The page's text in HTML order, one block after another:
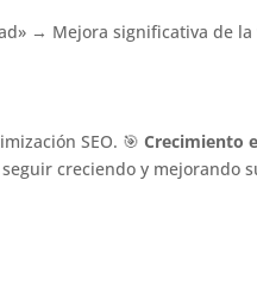
→ Mejora significativa de
SEO. 🎯 Crecimiento
creciendo y mejorando